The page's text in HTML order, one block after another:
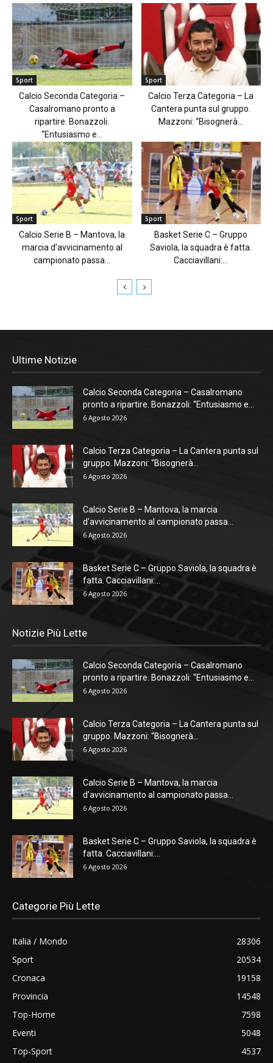
Sport
Calcio Seconda Categoria –
Casalromano pronto a
ripartire. Bonazzoli:
“Entusiasmo e...
Sport
Calcio Terza Categoria – La
Cantera punta sul gruppo.
Mazzoni: “Bisognerà...
Sport
Calcio Serie B – Mantova, la
marcia d’avvicinamento al
campionato passa...
Sport
Basket Serie C – Gruppo
Saviola, la squadra è fatta.
Cacciavillani:...
Ultime Notizie
Calcio Seconda Categoria – Casalromano
pronto a ripartire. Bonazzoli: “Entusiasmo e...
6 Agosto 2026
Calcio Terza Categoria – La Cantera punta sul
gruppo. Mazzoni: “Bisognerà...
6 Agosto 2026
Calcio Serie B – Mantova, la marcia
d’avvicinamento al campionato passa...
6 Agosto 2026
Basket Serie C – Gruppo Saviola, la squadra è
fatta. Cacciavillani:...
6 Agosto 2026
Notizie Più Lette
Calcio Seconda Categoria – Casalromano
pronto a ripartire. Bonazzoli: “Entusiasmo e...
6 Agosto 2026
Calcio Terza Categoria – La Cantera punta sul
gruppo. Mazzoni: “Bisognerà...
6 Agosto 2026
Calcio Serie B – Mantova, la marcia
d’avvicinamento al campionato passa...
6 Agosto 2026
Basket Serie C – Gruppo Saviola, la squadra è
fatta. Cacciavillani:...
6 Agosto 2026
Categorie Più Lette
Italia / Mondo
28306
Sport
20534
Cronaca
19158
Provincia
14548
Top-Home
7598
Eventi
5048
Top-Sport
4537